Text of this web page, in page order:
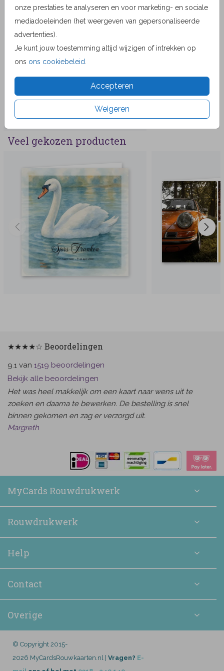
onze prestaties te analyseren en voor marketing- en sociale
mediadoeleinden (het weergeven van gepersonaliseerde
advertenties).
Je kunt jouw toestemming altijd wijzigen of intrekken op
ons ons cookiebeleid
Accepteren
Weigeren
Veel gekozen producten
★★★★☆ Beoordelingen
9.1 van 1519 beoordelingen
Bekijk alle beoordelingen
Het was heel makkelijk om een kaart naar wens uit te
zoeken en daarna te bewerken. De bestelling is snel
binnen gekomen en zag er verzorgd uit.
Margreth
MyCards Rouwdrukwerk
Rouwdrukwerk
Help
Contact
Overige
© Copyright 2015-
2026 MyCardsRouwkaarten.nl | Vragen? E-